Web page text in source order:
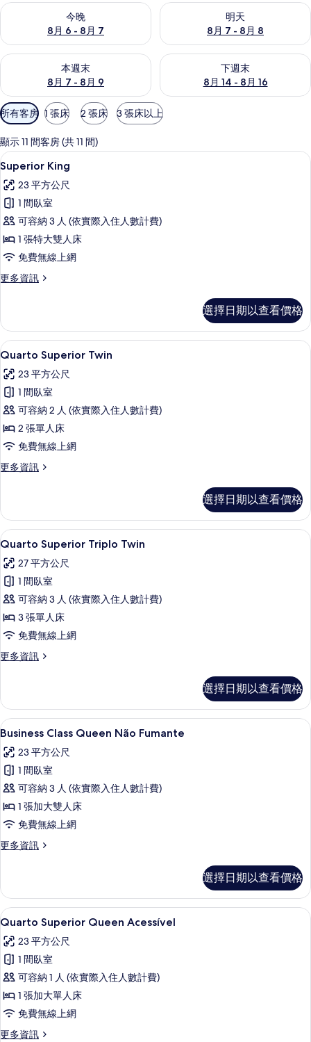
今晚
8月 6 - 8月 7
查看今晚 (8月 6 - 8月 7) 的供應情況
明天
8月 7 - 8月 8
查看明天 (8月 7 - 8月 8) 的供
本週末
8月 7 - 8月 9
查看本週末 (8月 7 - 8月 9) 的供應情況
下週末
8月 14 - 8月 16
查看下週末 (8月 14 - 8月 16)
可
用
的
客
房
篩
選
條
所有客房 1 張床 2 張床 3 張床以上
顯示 11 間客房 (共 11 間)
顯
示
Superior
King
的
所
有
相
Superior King | 迷你吧、客房內保險
19
Superior King
23 平方公尺
1 間臥室
可容納 3 人 (依實際入住人數計費)
1 張特大雙人床
免費無線上網
更多資訊
更
的
詳
情
選擇日期以查看價格
顯
示
Quarto
Superior
Twin
的
所
有
Quarto Superior Twin | 迷你吧、客
5
Quarto Superior Twin
23 平方公尺
1 間臥室
可容納 2 人 (依實際入住人數計費)
2 張單人床
免費無線上網
更多資訊
更
Twin
的
詳
選擇日期以查看價格
顯
示
Quarto
Superior
Triplo
Twin
的
所
片
Quarto Superior Triplo Twin | 迷你吧
6
Quarto Superior Triplo Twin
27 平方公尺
1 間臥室
可容納 3 人 (依實際入住人數計費)
3 張單人床
免費無線上網
更多資訊
更
Triplo
Twin
的
情
選擇日期以查看價格
顯
示
Business
Class
Queen
Não
Fumante
的
相
片
Business Class Queen Não Fumante
12
Business Class Queen Não Fumante
23 平方公尺
1 間臥室
可容納 3 人 (依實際入住人數計費)
1 張加大雙人床
免費無線上網
更多資訊
更
Queen
Não
Fumante
詳
情
選擇日期以查看價格
顯
示
Quarto
Superior
Queen
Acessível
的
所
迷你吧、客房內保險箱、書桌、筆電
13
Quarto Superior Queen Acessível
23 平方公尺
1 間臥室
可容納 1 人 (依實際入住人數計費)
1 張加大單人床
免費無線上網
更多資訊
更